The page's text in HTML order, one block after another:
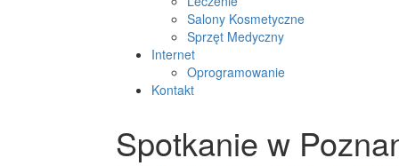
Salony Kosmetyczne
Sprzęt Medyczny
Internet
Oprogramowanie
Kontakt
Spotkanie w